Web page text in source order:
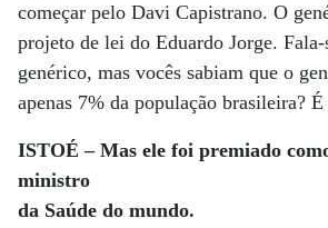
começar pelo Davi Capistrano. O
projeto de lei do Eduardo Jorge.
genérico, mas vocês sabiam que o
apenas 7% da população brasileira?
ISTOÉ – Mas ele foi premiado
ministro
da Saúde do mundo.